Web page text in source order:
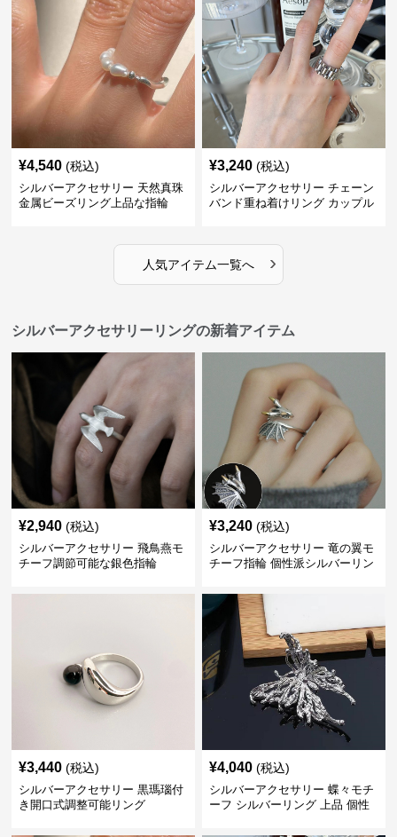
¥4,540 (税込)
シルバーアクセサリー 天然真珠
金属ビーズリング上品な指輪
¥3,240 (税込)
シルバーアクセサリー チェーン
バンド重ね着けリング カップル
人気アイテム一覧へ ›
シルバーアクセサリーリングの新着アイテム
¥2,940 (税込)
シルバーアクセサリー 飛鳥燕モ
チーフ調節可能な銀色指輪
¥3,240 (税込)
シルバーアクセサリー 竜の翼モ
チーフ指輪 個性派シルバーリン
¥3,440 (税込)
シルバーアクセサリー 黒瑪瑙付
き開口式調整可能リング
¥4,040 (税込)
シルバーアクセサリー 蝶々モチ
ーフ シルバーリング 上品 個性